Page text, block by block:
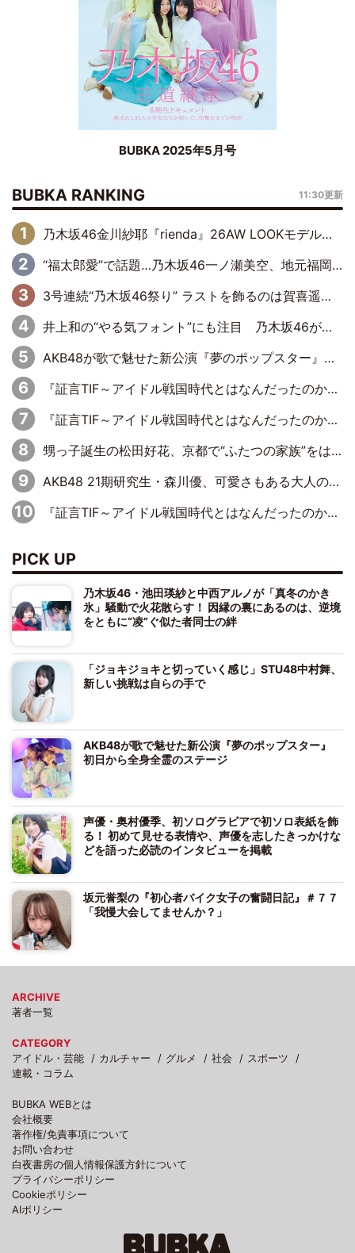
BUBKA 2025年5月号
BUBKA RANKING 11:30更新
乃木坂46金川紗耶『rienda』26AW LOOKモデルに就任
“福太郎愛”で話題…乃木坂46一ノ瀬美空、地元福岡『めんべい25周年トップサポーター』に就任
3号連続“乃木坂46祭り” ラストを飾るのは賀喜遥香…5年ぶりの登場に「5年分大人になった私を見ていただけたら」
井上和の“やる気フォント”にも注目 乃木坂46が挑んだ書道パフォーマンスの舞台裏
AKB48が歌で魅せた新公演『夢のポップスター』 初日から全身全霊のステージ
『証言TIF～アイドル戦国時代とはなんだったのか～』第6回：でんぱ組.inc・古川未鈴×相沢梨紗「『ハロプロやりたかったな』って言ったら、夢眠ねむさんに『てめえはでんぱ組．incなんだよ！』って肩パンされて(笑)」
『証言TIF～アイドル戦国時代とはなんだったのか～』第11回：私立恵比寿中学・真山りか×安本彩花「TIFで10年ぶりのキョンシーメイクをしたら、場を完全に引かせてしまって。時代が変わったんだなって」
甥っ子誕生の松田好花、京都で“ふたつの家族”をはしご！ “母”黒谷友香に見送られ、“父”松岡昌宏とはハシゴ酒
AKB48 21期研究生・森川優、可愛さもある大人の女性に
『証言TIF～アイドル戦国時代とはなんだったのか～』第10回：さくら学院・武藤彩未×飯田らうら「正直、中3で辞めるというのを信じてなくて。そう言われてはいたけど、嘘でしょって」
PICK UP
乃木坂46・池田瑛紗と中西アルノが「真冬のかき
氷」騒動で火花散らす！ 因縁の裏にあるのは、逆境
をともに“凌”ぐ似た者同士の絆
「ジョキジョキと切っていく感じ」STU48中村舞、
新しい挑戦は自らの手で
AKB48が歌で魅せた新公演『夢のポップスター』
初日から全身全霊のステージ
声優・奥村優季、初ソログラビアで初ソロ表紙を飾
る！ 初めて見せる表情や、声優を志したきっかけな
どを語った必読のインタビューを掲載
坂元誉梨の『初心者バイク女子の奮闘日記』＃７７
「我慢大会してませんか？」
ARCHIVE
著者一覧
CATEGORY
アイドル・芸能
カルチャー グルメ 社会
スポーツ
連載・コラム
BUBKA WEBとは
会社概要
著作権/免責事項について
お問い合わせ
白夜書房の個人情報保護方針について
プライバシーポリシー
Cookieポリシー
AIポリシー